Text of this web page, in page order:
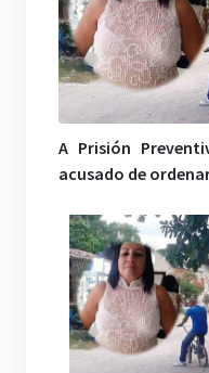
A Prisión
acusado de